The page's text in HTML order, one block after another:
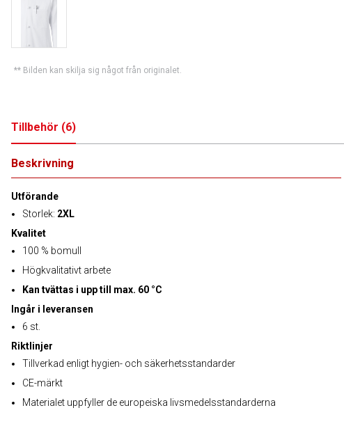
** Bilden kan skilja sig något från originalet.
Tillbehör (6)
Beskrivning
Utförande
Storlek: 2XL
Kvalitet
100 % bomull
Högkvalitativt arbete
Kan tvättas i upp till max. 60 °C
Ingår i leveransen
6 st.
Riktlinjer
Tillverkad enligt hygien- och säkerhetsstandarder
CE-märkt
Materialet uppfyller de europeiska livsmedelsstandarderna